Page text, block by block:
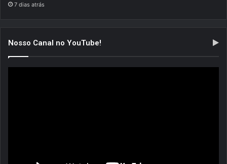
7 dias atrás
Nosso Canal no YouTube!